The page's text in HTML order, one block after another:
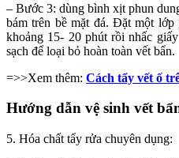
– Bước 3: dùng bình xịt phun
bám trên bề mặt đá. Đặt một
khoảng 15- 20 phút rồi nhấc
sạch để loại bỏ hoàn toàn vết bẩn.
=>>Xem thêm: Cách tẩy vết ố
Hướng dẫn vệ sinh vết
5. Hóa chất tẩy rửa chuyên dụng: